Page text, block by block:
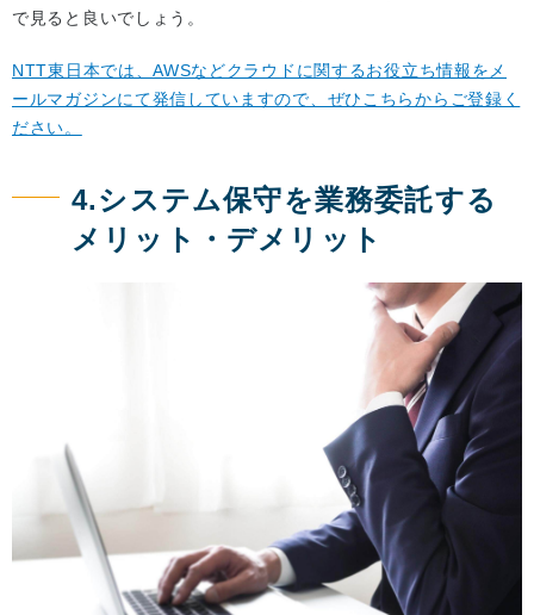
で見ると良いでしょう。
NTT東日本では、AWSなどクラウドに関するお役立ち情報をメ
ールマガジンにて発信していますので、ぜひこちらからご登録く
ださい。
4.システム保守を業務委託する
メリット・デメリット